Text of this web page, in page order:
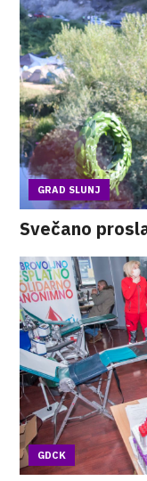
GRAD SLUNJ
Svečano
GDCK